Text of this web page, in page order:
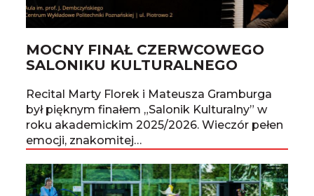
MOCNY FINAŁ CZERWCOWEGO
SALONIKU KULTURALNEGO
Recital Marty Florek i Mateusza Gramburga
był pięknym finałem „Salonik Kulturalny” w
roku akademickim 2025/2026. Wieczór pełen
emocji, znakomitej…